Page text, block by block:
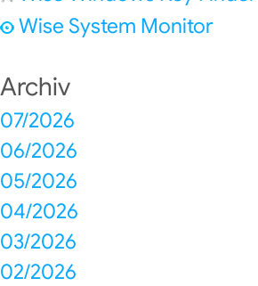
Wise System Monitor
Archiv
07/2026
06/2026
05/2026
04/2026
03/2026
02/2026